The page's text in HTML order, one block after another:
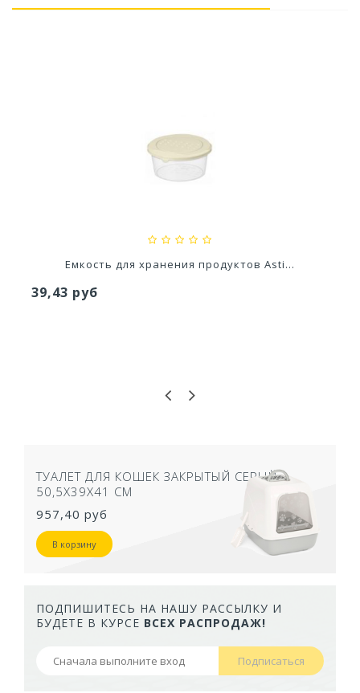
Кашпо Модерн Медиум 15Л (h 360) Цв. Серый...
Емкость для хранения продуктов Asti...
39,43 руб
ТУАЛЕТ ДЛЯ КОШЕК ЗАКРЫТЫЙ СЕРЫЙ
50,5Х39Х41 СМ
957,40 руб
В корзину
ПОДПИШИТЕСЬ НА НАШУ РАССЫЛКУ И
БУДЕТЕ В КУРСЕ ВСЕХ РАСПРОДАЖ!
Подписаться